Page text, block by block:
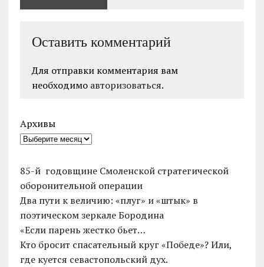
Оставить комментарий
Для отправки комментария вам
необходимо авторизоваться.
Архивы
85-й годовщине Смоленской стратегической
оборонительной операции
Два пути к величию: «плуг» и «штык» в
поэтическом зеркале Бородина
«Если парень жестко бьет…
Кто бросит спасательный круг «Победе»? Или,
где куется севастопольский дух.